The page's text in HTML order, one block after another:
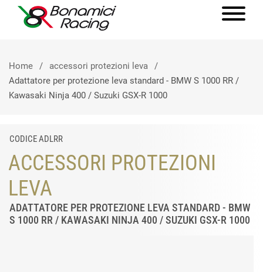
Home
accessori protezioni leva
Adattatore per protezione leva standard - BMW S 1000 RR /
Kawasaki Ninja 400 / Suzuki GSX-R 1000
CODICE ADLRR
ACCESSORI PROTEZIONI
LEVA
ADATTATORE PER PROTEZIONE LEVA STANDARD - BMW
S 1000 RR / KAWASAKI NINJA 400 / SUZUKI GSX-R 1000